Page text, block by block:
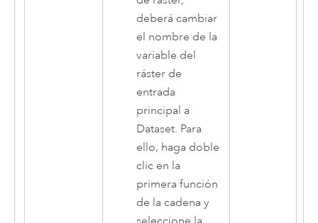
deberá cambiar
el nombre de la
variable del
ráster de
entrada
principal a
Dataset. Para
ello, haga doble
clic en la
primera función
de la cadena y